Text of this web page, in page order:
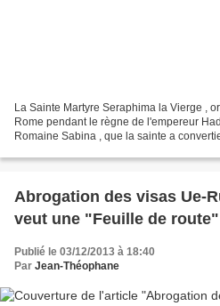
La Sainte Martyre Seraphima la Vierge ,
Rome pendant le règne de l'empereur
Romaine Sabina , que la sainte a
Abrogation des visas Ue-
veut une "Feuille de route"
Publié le 03/12/2013 à 18:40
Par Jean-Théophane